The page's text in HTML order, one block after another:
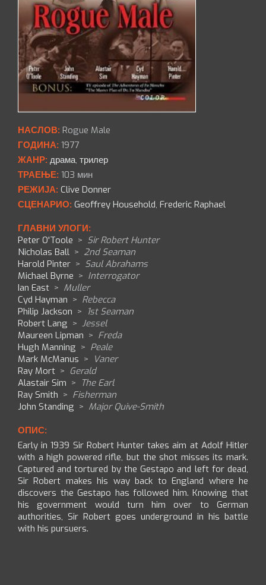
НАСЛОВ: Rogue Male
ГОДИНА: 1977
ЖАНР: драма, трилер
ТРАЕЊЕ: 103 мин
РЕЖИЈА: Clive Donner
СЦЕНАРИО: Geoffrey Household, Frederic Raphael
ГЛАВНИ УЛОГИ:
Peter O'Toole > Sir Robert Hunter
Nicholas Ball > 2nd Seaman
Harold Pinter > Saul Abrahams
Michael Byrne > Interrogator
Ian East > Muller
Cyd Hayman > Rebecca
Philip Jackson > 1st Seaman
Robert Lang > Jessel
Maureen Lipman > Freda
Hugh Manning > Peale
Mark McManus > Vaner
Ray Mort > Gerald
Alastair Sim > The Earl
Ray Smith > Fisherman
John Standing > Major Quive-Smith
ОПИС:
Early in 1939 Sir Robert Hunter takes aim at Adolf Hitler
with a high powered rifle, but the shot misses its mark.
Captured and tortured by the Gestapo and left for dead,
Sir Robert makes his way back to England where he
discovers the Gestapo has followed him. Knowing that
his government would turn him over to German
authorities, Sir Robert goes underground in his battle
with his pursuers.